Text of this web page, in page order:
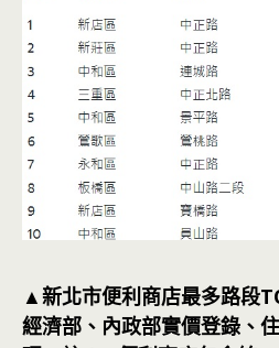
▲新北市便利商店最多路段
經濟部、內政部實價登錄、